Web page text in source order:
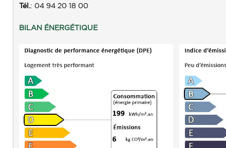
Tél.: 04 94 20 18 00
BILAN ÉNERGÉTIQUE